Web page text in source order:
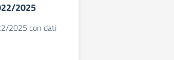
2025
2025 con dati